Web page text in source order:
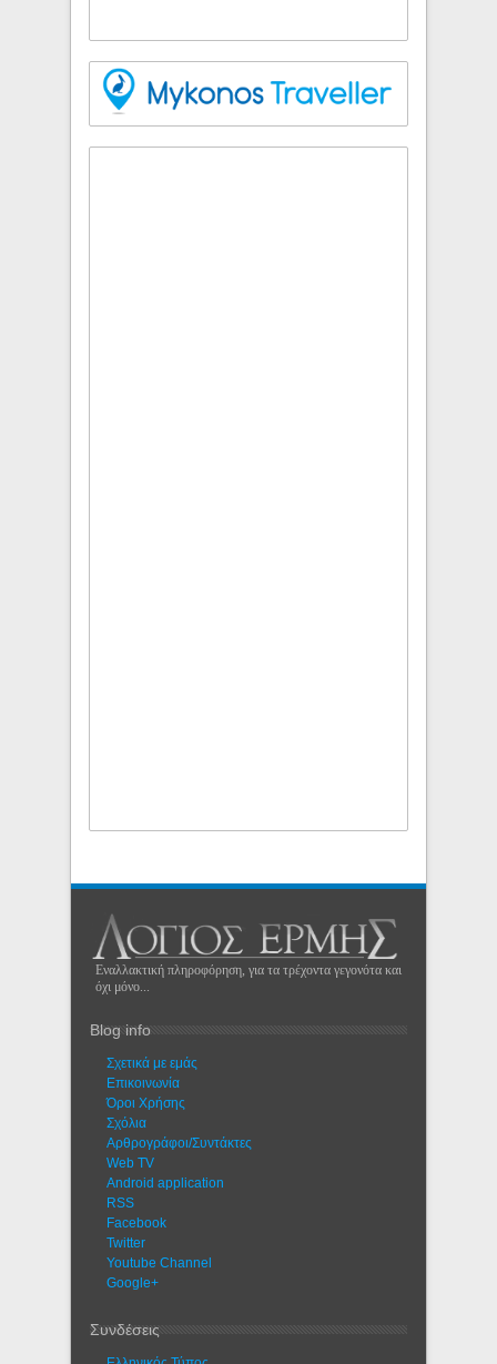
Εναλλακτική πληροφόρηση, για τα τρέχοντα γεγονότα και
όχι μόνο...
Blog info
Σχετικά με εμάς
Eπικοινωνία
Όροι Χρήσης
Σχόλια
Αρθρογράφοι/Συντάκτες
Web TV
Android application
RSS
Facebook
Twitter
Youtube Channel
Google+
Συνδέσεις